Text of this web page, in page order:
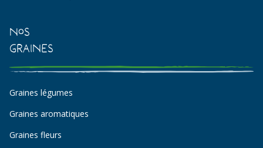
Nos
Graines
Graines légumes
Graines aromatiques
Graines fleurs